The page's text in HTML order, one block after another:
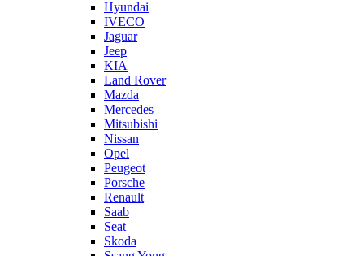
Hyundai
IVECO
Jaguar
Jeep
KIA
Land Rover
Mazda
Mercedes
Mitsubishi
Nissan
Opel
Peugeot
Porsche
Renault
Saab
Seat
Skoda